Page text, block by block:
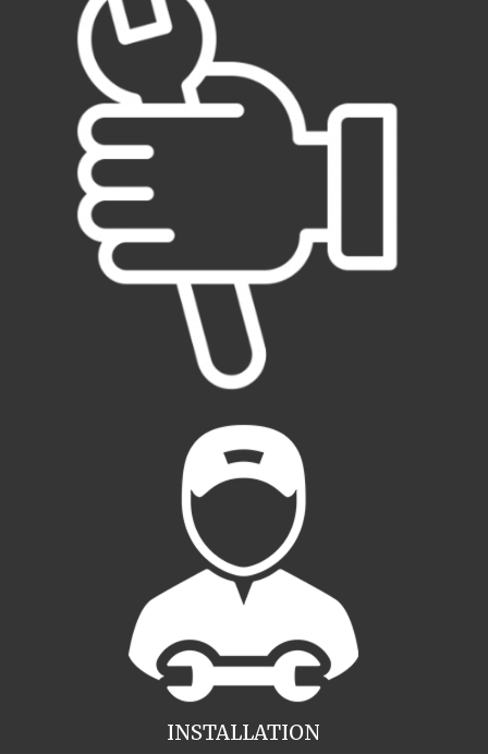
INSTALLATION